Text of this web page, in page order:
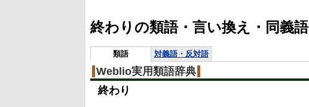
4
5
.
%
終わりの類語・言い換え・同義語
類語 対義語・反対語
Weblio実用類語辞典
終わり